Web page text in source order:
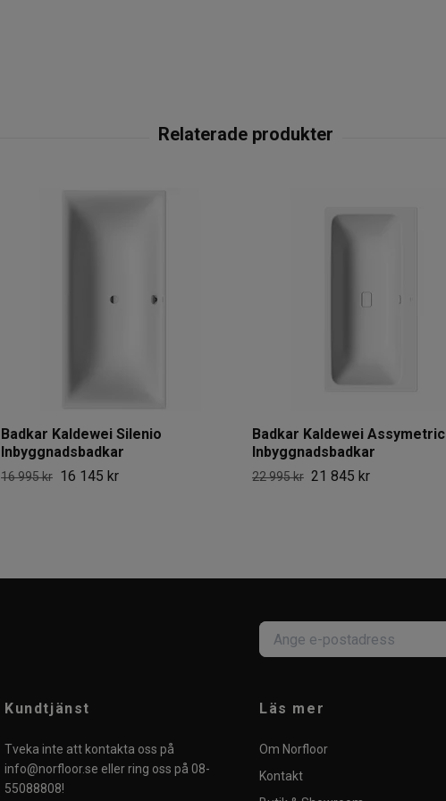
Badkar Kaldewei Silenio
Inbyggnadsbadkar
16 995 kr 16 145 kr
Badkar Kaldewei Assymetric
Inbyggnadsbadkar
22 995 kr 21 845 kr
Kundtjänst
Tveka inte att kontakta oss på
info@norfloor.se eller ring oss på 08-
55088808!
Läs mer
Om Norfloor
Kontakt